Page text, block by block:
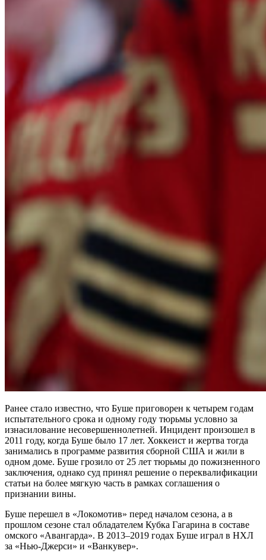
Ранее стало известно, что Буше приговорен к четырем годам
испытательного срока и одному году тюрьмы условно за
изнасилование несовершеннолетней. Инцидент произошел в
2011 году, когда Буше было 17 лет. Хоккеист и жертва тогда
занимались в программе развития сборной США и жили в
одном доме. Буше грозило от 25 лет тюрьмы до пожизненного
заключения, однако суд принял решение о переквалификации
статьи на более мягкую часть в рамках соглашения о
признании вины.
Буше перешел в «Локомотив» перед началом сезона, а в
прошлом сезоне стал обладателем Кубка Гагарина в составе
омского «Авангарда». В 2013–2019 годах Буше играл в НХЛ
за «Нью-Джерси» и «Ванкувер».